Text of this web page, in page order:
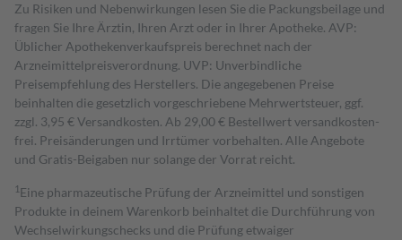
Zu Risiken und Nebenwirkungen lesen Sie die Packungsbeilage und
fragen Sie Ihre Ärztin, Ihren Arzt oder in Ihrer Apotheke. AVP:
Üblicher Apothekenverkaufspreis berechnet nach der
Arzneimittelpreisverordnung. UVP: Unverbindliche
Preisempfehlung des Herstellers. Die angegebenen Preise
beinhalten die gesetzlich vorgeschriebene Mehrwertsteuer, ggf.
zzgl. 3,95 € Versandkosten. Ab 29,00 € Bestell­wert versand­kosten­
frei. Preisänderungen und Irrtümer vorbehalten. Alle Angebote
und Gratis-Beigaben nur solange der Vorrat reicht.
1 Eine pharmazeutische Prüfung der Arzneimittel und sonstigen
Produkte in deinem Warenkorb beinhaltet die Durchführung von
Wechselwirkungschecks und die Prüfung etwaiger